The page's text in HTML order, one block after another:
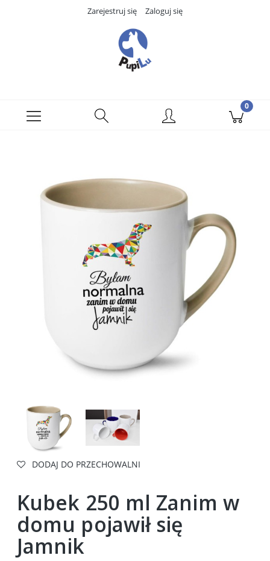
Zarejestruj się Zaloguj się
DODAJ DO PRZECHOWALNI
Kubek 250 ml Zanim w
domu pojawił się
Jamnik